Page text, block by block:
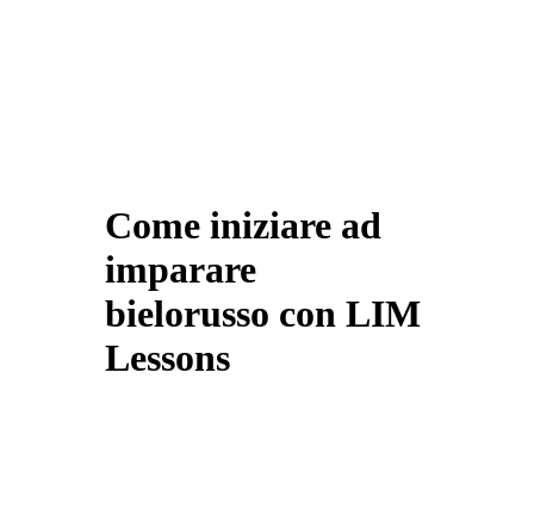
Come iniziare ad
imparare
bielorusso con LIM
Lessons